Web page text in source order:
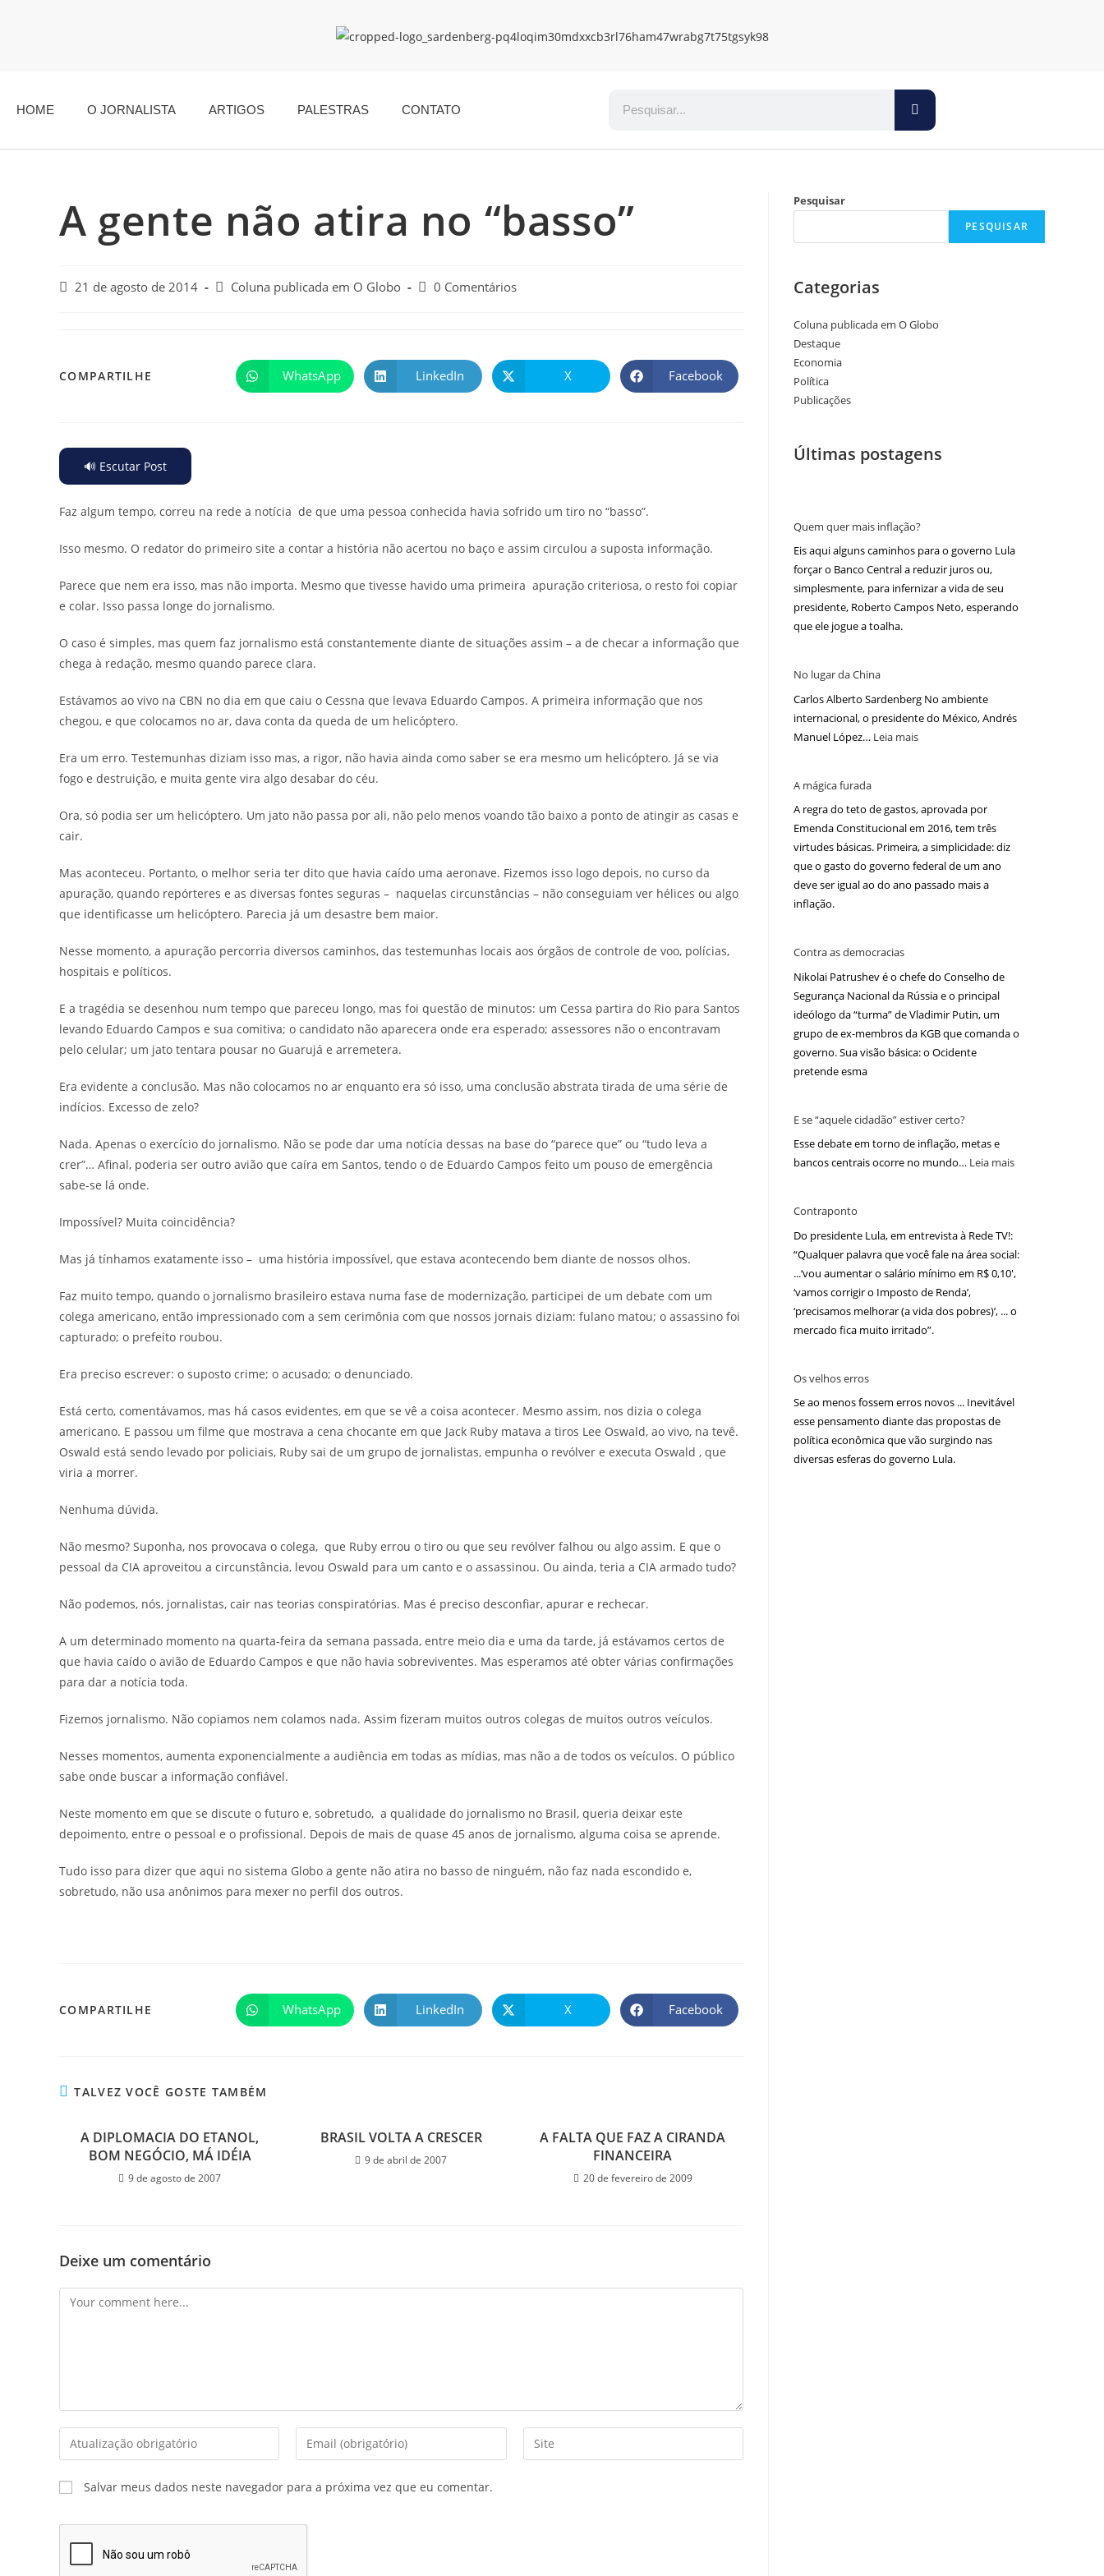
HOME O JORNALISTA ARTIGOS PALESTRAS CONTATO
A gente não atira no “basso”
21 de agosto de 2014 Coluna publicada em O Globo 0 Comentários
COMPARTILHE WhatsApp LinkedIn X Facebook
🔊 Escutar Post
Faz algum tempo, correu na rede a notícia de que uma pessoa conhecida havia sofrido um tiro no “basso”.
Isso mesmo. O redator do primeiro site a contar a história não acertou no baço e assim circulou a suposta informação.
Parece que nem era isso, mas não importa. Mesmo que tivesse havido uma primeira apuração criteriosa, o resto foi copiar
e colar. Isso passa longe do jornalismo.
O caso é simples, mas quem faz jornalismo está constantemente diante de situações assim – a de checar a informação que
chega à redação, mesmo quando parece clara.
Estávamos ao vivo na CBN no dia em que caiu o Cessna que levava Eduardo Campos. A primeira informação que nos
chegou, e que colocamos no ar, dava conta da queda de um helicóptero.
Era um erro. Testemunhas diziam isso mas, a rigor, não havia ainda como saber se era mesmo um helicóptero. Já se via
fogo e destruição, e muita gente vira algo desabar do céu.
Ora, só podia ser um helicóptero. Um jato não passa por ali, não pelo menos voando tão baixo a ponto de atingir as casas e
cair.
Mas aconteceu. Portanto, o melhor seria ter dito que havia caído uma aeronave. Fizemos isso logo depois, no curso da
apuração, quando repórteres e as diversas fontes seguras – naquelas circunstâncias – não conseguiam ver hélices ou algo
que identificasse um helicóptero. Parecia já um desastre bem maior.
Nesse momento, a apuração percorria diversos caminhos, das testemunhas locais aos órgãos de controle de voo, polícias,
hospitais e políticos.
E a tragédia se desenhou num tempo que pareceu longo, mas foi questão de minutos: um Cessa partira do Rio para Santos
levando Eduardo Campos e sua comitiva; o candidato não aparecera onde era esperado; assessores não o encontravam
pelo celular; um jato tentara pousar no Guarujá e arremetera.
Era evidente a conclusão. Mas não colocamos no ar enquanto era só isso, uma conclusão abstrata tirada de uma série de
indícios. Excesso de zelo?
Nada. Apenas o exercício do jornalismo. Não se pode dar uma notícia dessas na base do “parece que” ou “tudo leva a
crer”… Afinal, poderia ser outro avião que caíra em Santos, tendo o de Eduardo Campos feito um pouso de emergência
sabe-se lá onde.
Impossível? Muita coincidência?
Mas já tínhamos exatamente isso – uma história impossível, que estava acontecendo bem diante de nossos olhos.
Faz muito tempo, quando o jornalismo brasileiro estava numa fase de modernização, participei de um debate com um
colega americano, então impressionado com a sem cerimônia com que nossos jornais diziam: fulano matou; o assassino foi
capturado; o prefeito roubou.
Era preciso escrever: o suposto crime; o acusado; o denunciado.
Está certo, comentávamos, mas há casos evidentes, em que se vê a coisa acontecer. Mesmo assim, nos dizia o colega
americano. E passou um filme que mostrava a cena chocante em que Jack Ruby matava a tiros Lee Oswald, ao vivo, na tevê.
Oswald está sendo levado por policiais, Ruby sai de um grupo de jornalistas, empunha o revólver e executa Oswald , que
viria a morrer.
Nenhuma dúvida.
Não mesmo? Suponha, nos provocava o colega, que Ruby errou o tiro ou que seu revólver falhou ou algo assim. E que o
pessoal da CIA aproveitou a circunstância, levou Oswald para um canto e o assassinou. Ou ainda, teria a CIA armado tudo?
Não podemos, nós, jornalistas, cair nas teorias conspiratórias. Mas é preciso desconfiar, apurar e rechecar.
A um determinado momento na quarta-feira da semana passada, entre meio dia e uma da tarde, já estávamos certos de
que havia caído o avião de Eduardo Campos e que não havia sobreviventes. Mas esperamos até obter várias confirmações
para dar a notícia toda.
Fizemos jornalismo. Não copiamos nem colamos nada. Assim fizeram muitos outros colegas de muitos outros veículos.
Nesses momentos, aumenta exponencialmente a audiência em todas as mídias, mas não a de todos os veículos. O público
sabe onde buscar a informação confiável.
Neste momento em que se discute o futuro e, sobretudo, a qualidade do jornalismo no Brasil, queria deixar este
depoimento, entre o pessoal e o profissional. Depois de mais de quase 45 anos de jornalismo, alguma coisa se aprende.
Tudo isso para dizer que aqui no sistema Globo a gente não atira no basso de ninguém, não faz nada escondido e,
sobretudo, não usa anônimos para mexer no perfil dos outros.
COMPARTILHE WhatsApp LinkedIn X Facebook
TALVEZ VOCÊ GOSTE TAMBÉM
A DIPLOMACIA DO ETANOL,
BOM NEGÓCIO, MÁ IDÉIA
9 de agosto de 2007
BRASIL VOLTA A CRESCER
9 de abril de 2007
A FALTA QUE FAZ A CIRANDA
FINANCEIRA
20 de fevereiro de 2009
Deixe um comentário
Salvar meus dados neste navegador para a próxima vez que eu comentar.
Pesquisar
PESQUISAR
Categorias
Coluna publicada em O Globo
Destaque
Economia
Política
Publicações
Últimas postagens
Quem quer mais inflação?
Eis aqui alguns caminhos para o governo Lula
forçar o Banco Central a reduzir juros ou,
simplesmente, para infernizar a vida de seu
presidente, Roberto Campos Neto, esperando
que ele jogue a toalha.
No lugar da China
Carlos Alberto Sardenberg No ambiente
internacional, o presidente do México, Andrés
Manuel López… Leia mais
A mágica furada
A regra do teto de gastos, aprovada por
Emenda Constitucional em 2016, tem três
virtudes básicas. Primeira, a simplicidade: diz
que o gasto do governo federal de um ano
deve ser igual ao do ano passado mais a
inflação.
Contra as democracias
Nikolai Patrushev é o chefe do Conselho de
Segurança Nacional da Rússia e o principal
ideólogo da “turma” de Vladimir Putin, um
grupo de ex-membros da KGB que comanda o
governo. Sua visão básica: o Ocidente
pretende esma
E se “aquele cidadão” estiver certo?
Esse debate em torno de inflação, metas e
bancos centrais ocorre no mundo… Leia mais
Contraponto
Do presidente Lula, em entrevista à Rede TV!:
“Qualquer palavra que você fale na área social:
...‘vou aumentar o salário mínimo em R$ 0,10′,
‘vamos corrigir o Imposto de Renda’,
‘precisamos melhorar (a vida dos pobres)’, ... o
mercado fica muito irritado”.
Os velhos erros
Se ao menos fossem erros novos ... Inevitável
esse pensamento diante das propostas de
política econômica que vão surgindo nas
diversas esferas do governo Lula.